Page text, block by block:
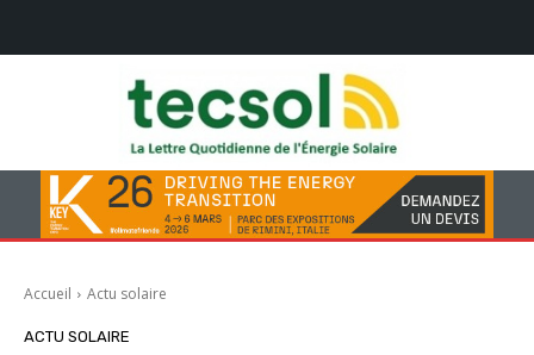
Accueil Actu solaire
ACTU SOLAIRE